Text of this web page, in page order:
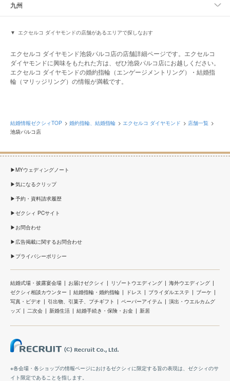
九州
エクセルコ ダイヤモンドの店舗があるエリアで探しなおす
エクセルコ ダイヤモンド池袋パルコ店の店舗詳細ページです。エクセルコ
ダイヤモンドに興味をもたれた方は、ぜひ池袋パルコ店にお越しください。
エクセルコ ダイヤモンドの婚約指輪（エンゲージメントリング）・結婚指
輪（マリッジリング）の情報が満載です。
結婚情報ゼクシィTOP 婚約指輪、結婚指輪 エクセルコ ダイヤモンド
店舗一覧
池袋パルコ店
MYウェディングノート
気になるクリップ
予約・資料請求履歴
ゼクシィ PCサイト
お問合わせ
広告掲載に関するお問合わせ
プライバシーポリシー
結婚式場・披露宴会場 お届けゼクシィ リゾートウエディング
海外ウエディング
ゼクシィ相談カウンター
結婚指輪・婚約指輪 ドレス ブライダルエステ
ブーケ
写真・ビデオ
引出物、引菓子、プチギフト ペーパーアイテム
演出・ウエルカムグ
ッズ
二次会 新婚生活 結婚手続き・保険・お金 新居
※各会場・各ショップの情報ページにおけるゼクシィに限定する旨の表現は、ゼクシィのサ
イト限定であることを指します。